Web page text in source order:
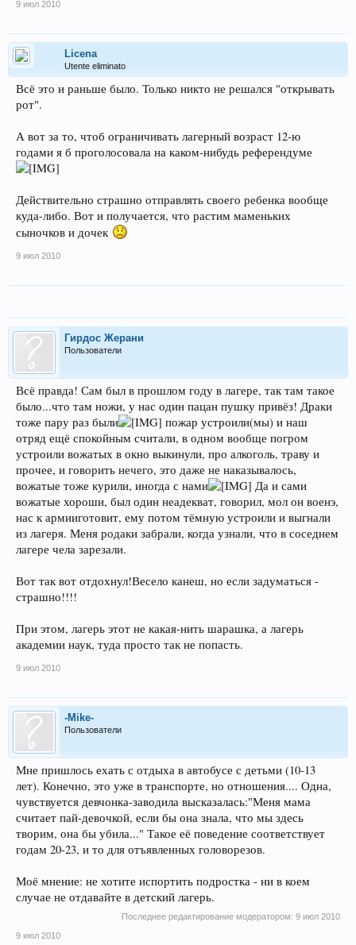
9 июл 2010
Licena
Utente eliminato
Всё это и раньше было. Только никто не решался "открывать
рот".
А вот за то, чтоб ограничивать лагерный возраст 12-ю
годами я б проголосовала на каком-нибудь референдуме
Действительно страшно отправлять своего ребенка вообще
куда-либо. Вот и получается, что растим маменьких
сыночков и дочек
9 июл 2010
Гирдос Жерани
Пользователи
Всё правда! Сам был в прошлом году в лагере, так там такое
было...что там ножи, у нас один пацан пушку привёз! Драки
тоже пару раз были
пожар устроили(мы) и наш
отряд ещё спокойным считали, в одном вообще погром
устроили вожатых в окно выкинули, про алкоголь, траву и
прочее, и говорить нечего, это даже не наказывалось,
вожатые тоже курили, иногда с нами
Да и сами
вожатые хороши, был один неадекват, говорил, мол он военэ,
нас к армииготовит, ему потом тёмную устроили и выгнали
из лагеря. Меня родаки забрали, когда узнали, что в соседнем
лагере чела зарезали.
Вот так вот отдохнул!Весело канеш, но если задуматься -
страшно!!!!
При этом, лагерь этот не какая-нить шарашка, а лагерь
академии наук, туда просто так не попасть.
9 июл 2010
-Mike-
Пользователи
Мне пришлось ехать с отдыха в автобусе с детьми (10-13
лет). Конечно, это уже в транспорте, но отношения.... Одна,
чувствуется девчонка-заводила высказалась:"Меня мама
считает пай-девочкой, если бы она знала, что мы здесь
творим, она бы убила..." Такое её поведение соответствует
годам 20-23, и то для отъявленных головорезов.
Моё мнение: не хотите испортить подростка - ни в коем
случае не отдавайте в детский лагерь.
Последнее редактирование модератором: 9 июл 2010
9 июл 2010